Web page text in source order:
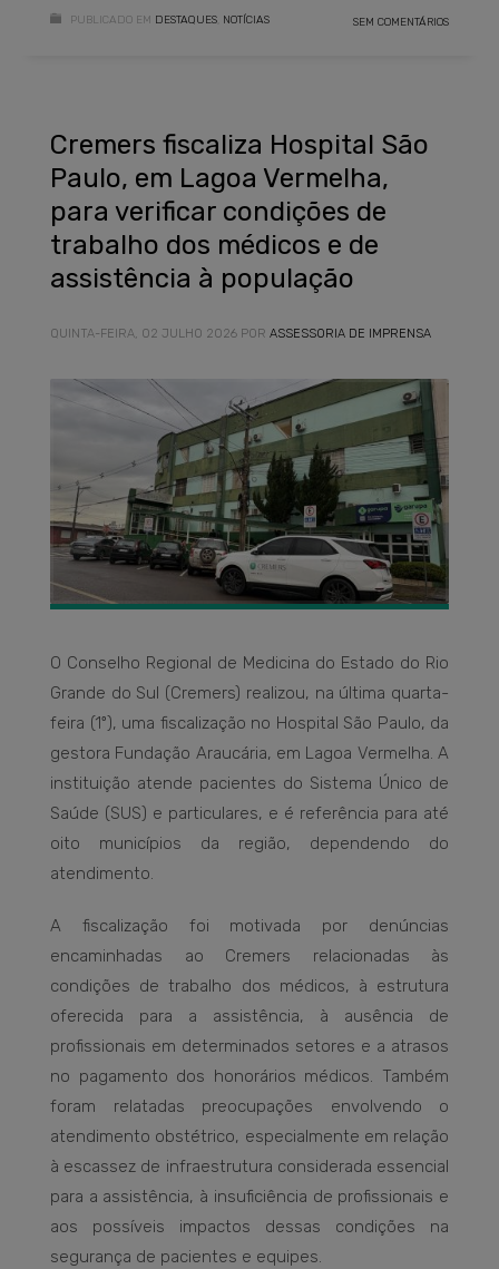
PUBLICADO EM DESTAQUES NOTÍCIAS SEM COMENTÁRIOS
Cremers fiscaliza Hospital São
Paulo, em Lagoa Vermelha,
para verificar condições de
trabalho dos médicos e de
assistência à população
QUINTA-FEIRA, 02 JULHO 2026 POR ASSESSORIA DE IMPRENSA
O Conselho Regional de Medicina do Estado do Rio
Grande do Sul (Cremers) realizou, na última quarta-
feira (1º), uma fiscalização no Hospital São Paulo, da
gestora Fundação Araucária, em Lagoa Vermelha. A
instituição atende pacientes do Sistema Único de
Saúde (SUS) e particulares, e é referência para até
oito municípios da região, dependendo do
atendimento.
A fiscalização foi motivada por denúncias
encaminhadas ao Cremers relacionadas às
condições de trabalho dos médicos, à estrutura
oferecida para a assistência, à ausência de
profissionais em determinados setores e a atrasos
no pagamento dos honorários médicos. Também
foram relatadas preocupações envolvendo o
atendimento obstétrico, especialmente em relação
à escassez de infraestrutura considerada essencial
para a assistência, à insuficiência de profissionais e
aos possíveis impactos dessas condições na
segurança de pacientes e equipes.